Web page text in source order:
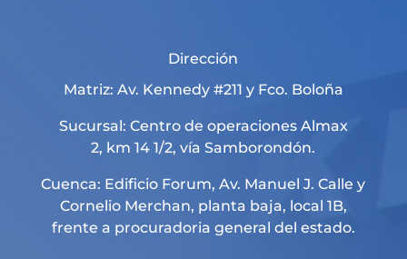
Dirección
Matriz: Av. Kennedy #211 y Fco. Boloña
Sucursal: Centro de operaciones Almax
2, km 14 1/2, vía Samborondón.
Cuenca: Edificio Forum, Av. Manuel J. Calle y
Cornelio Merchan, planta baja, local 1B,
frente a procuradoria general del estado.